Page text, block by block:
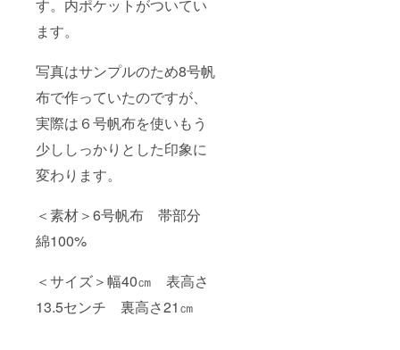
す。内ポケットがついてい
ます。
写真はサンプルのため8号帆
布で作っていたのですが、
実際は６号帆布を使いもう
少ししっかりとした印象に
変わります。
＜素材＞6号帆布 帯部分
綿100%
＜サイズ＞幅40㎝ 表高さ
13.5センチ 裏高さ21㎝